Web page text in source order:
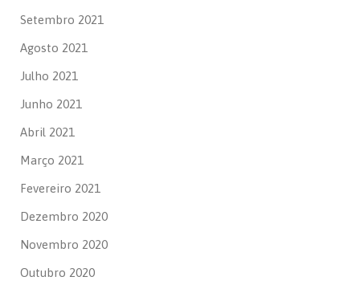
Setembro 2021
Agosto 2021
Julho 2021
Junho 2021
Abril 2021
Março 2021
Fevereiro 2021
Dezembro 2020
Novembro 2020
Outubro 2020